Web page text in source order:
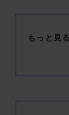
もっと見